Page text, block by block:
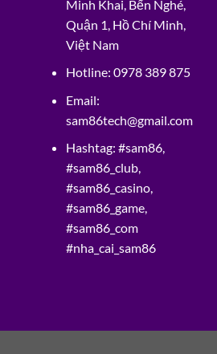
Minh Khai, Bến Nghé,
Quận 1, Hồ Chí Minh,
Việt Nam
Hotline: 0978 389 875
Email:
sam86tech@gmail.com
Hashtag: #sam86,
#sam86_club,
#sam86_casino,
#sam86_game,
#sam86_com
#nha_cai_sam86